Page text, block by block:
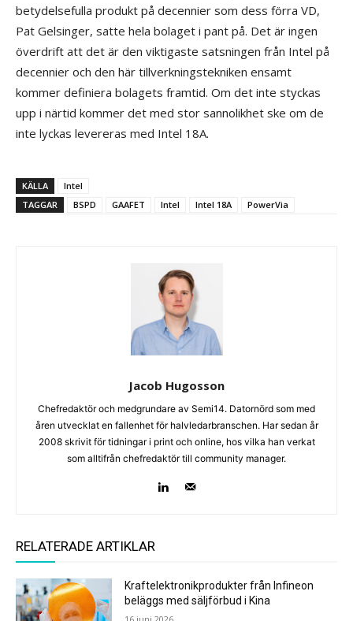
betydelsefulla produkt på decennier som dess förra VD,
Pat Gelsinger, satte hela bolaget i pant på. Det är ingen
överdrift att det är den viktigaste satsningen från Intel på
decennier och den här tillverkningstekniken ensamt
kommer definiera bolagets framtid. Om det inte styckas
upp i närtid kommer det med stor sannolikhet ske om de
inte lyckas levereras med Intel 18A.
KÄLLA
Intel
TAGGAR
BSPD GAAFET Intel Intel 18A PowerVia
Jacob Hugosson
Chefredaktör och medgrundare av Semi14. Datornörd som med
åren utvecklat en fallenhet för halvledarbranschen. Har sedan år
2008 skrivit för tidningar i print och online, hos vilka han verkat
som alltifrån chefredaktör till community manager.
RELATERADE ARTIKLAR
Kraftelektronikprodukter från Infineon
beläggs med säljförbud i Kina